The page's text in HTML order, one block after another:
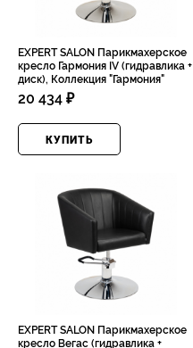
EXPERT SALON Парикмахерское
кресло Гармония IV (гидравлика +
диск), Коллекция "Гармония"
20 434 ₽
КУПИТЬ
EXPERT SALON Парикмахерское
кресло Вегас (гидравлика +